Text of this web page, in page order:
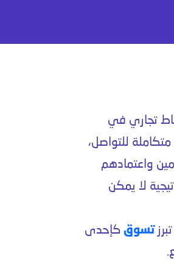
تجاري في
للتواصل،
واعتمادهم
لا يمكن
تسوق كإحدى